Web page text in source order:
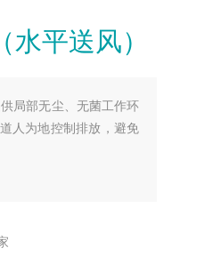
平送风）
局部无尘、无菌工作环
人为地控制排放，避免